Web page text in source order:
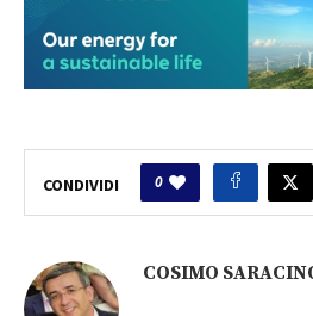
CONDIVIDI 0
COSIMO